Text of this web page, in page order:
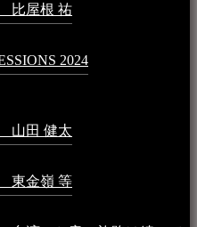
比屋根 祐
2024
山田 健太
東金嶺 等